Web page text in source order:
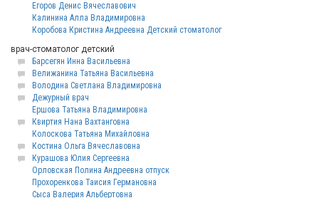
Егоров Денис Вячеславович
Калинина Алла Владимировна
Коробова Кристина Андреевна Детский стоматолог
врач-стоматолог детский
Барсегян Инна Васильевна
Велижанина Татьяна Васильевна
Володина Светлана Владимировна
Дежурный врач
Ершова Татьяна Владимировна
Квиртия Нана Вахтанговна
Колоскова Татьяна Михайловна
Костина Ольга Вячеславовна
Курашова Юлия Сергеевна
Орловская Полина Андреевна отпуск
Прохоренкова Таисия Германовна
Сыса Валерия Альбертовна